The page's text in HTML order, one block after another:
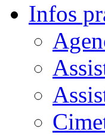
Infos